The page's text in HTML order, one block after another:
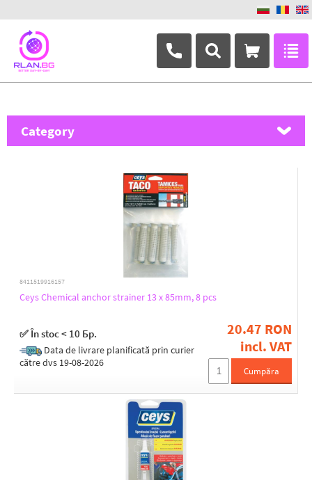
+359 882 346 063
Category
ASRock
CEYS
All Brands
8411519916157
Ceys Chemical anchor strainer 13 x 85mm, 8 pcs
✅ În stoc < 10 Бр.
Data de livrare planificată prin curier
către dvs 19-08-2026
20.47 RON
incl. VAT
Cumpăra